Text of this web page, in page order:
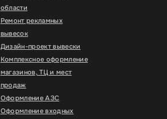
области
Ремонт рекламных
вывесок
Дизайн-проект вывески
Комплексное оформление
магазинов, ТЦ и мест
продаж
Оформление АЗС
Оформление входных